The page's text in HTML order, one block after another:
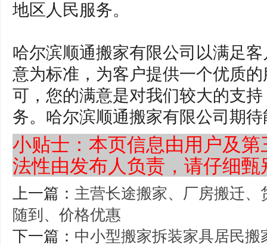
地区人民服务。
哈尔滨顺通搬家有限公司以满足
意为标准，为客户提供一个优质
可，您的满意是对我们较大的支
务。哈尔滨顺通搬家有限公司期
小贴士：本页信息由用户及
法性由发布人负责，请仔细甄
上一篇： 主营长途搬家、厂房搬迁
随到、价格优惠
下一篇： 中小型搬家拆装家具居民